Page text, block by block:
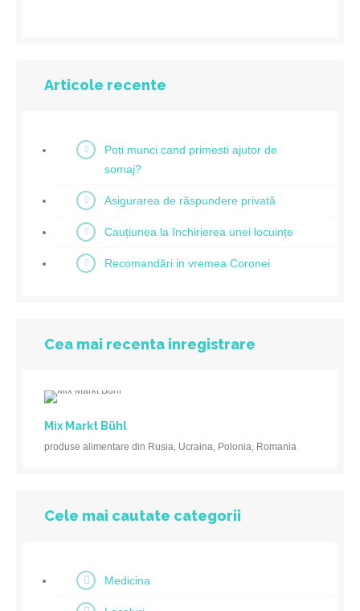
Articole recente
Poti munci cand primesti ajutor de
somaj?
Asigurarea de răspundere privată
Cauțiunea la închirierea unei locuințe
Recomandări in vremea Coronei
Cea mai recenta inregistrare
Mix Markt Bühl
produse alimentare din Rusia, Ucraina, Polonia, Romania
Cele mai cautate categorii
Medicina